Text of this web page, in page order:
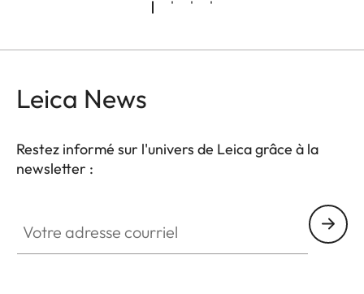
Leica News
Restez informé sur l'univers de Leica grâce à la
newsletter :